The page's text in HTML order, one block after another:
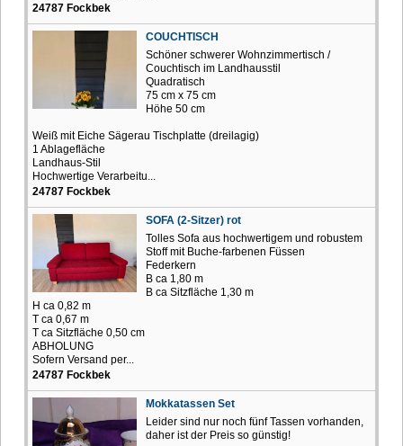
24787 Fockbek
COUCHTISCH
Schöner schwerer Wohnzimmertisch /
Couchtisch im Landhausstil
Quadratisch
75 cm x 75 cm
Höhe 50 cm
Weiß mit Eiche Sägerau Tischplatte (dreilagig)
1 Ablagefläche
Landhaus-Stil
Hochwertige Verarbeitu...
24787 Fockbek
SOFA (2-Sitzer) rot
Tolles Sofa aus hochwertigem und robustem
Stoff mit Buche-farbenen Füssen
Federkern
B ca 1,80 m
B ca Sitzfläche 1,30 m
H ca 0,82 m
T ca 0,67 m
T ca Sitzfläche 0,50 cm
ABHOLUNG
Sofern Versand per...
24787 Fockbek
Mokkatassen Set
Leider sind nur noch fünf Tassen vorhanden,
daher ist der Preis so günstig!